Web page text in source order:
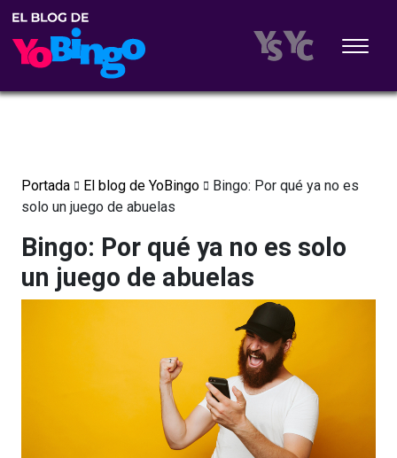
Portada El blog de YoBingo
Bingo: Por qué ya no es
solo un juego de abuelas
Bingo: Por qué ya no es solo
un juego de abuelas